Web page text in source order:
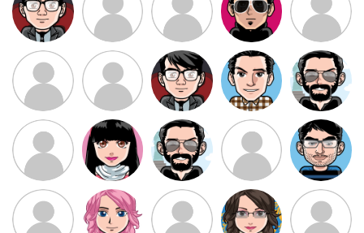
ممدرضا رضا کاظمی زهرا ~ ابتین
سید محمد
موسوی
مهدی فرهمند مهدی سلطانی داود رضیی
طرفدار میلی
بابی براون
کیوان کیانی
سامان راحمی امیردلتا امیروو ملیکا منتظری عارفه داستانپور